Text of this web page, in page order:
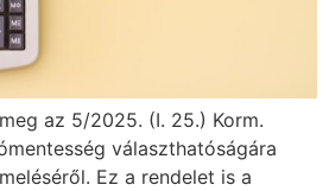
az 5/2025. (I. 25.) Korm.
választhatóságára
Ez a rendelet is a